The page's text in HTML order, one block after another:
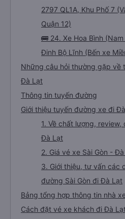
2797 QL1A, Khu Phố 7
Quận 12)
🚌 24. Xe Hoa Bình
Đinh Bộ Lĩnh (Bến xe
Những câu hỏi thường gặp về
Đà Lạt
Thông tin tuyến đường
Giới thiệu tuyến đường xe đi
1. Về chất lượng, review,
Đà Lạt
2. Giá vé xe Sài Gòn -
3. Giới thiệu, tư vấn các
đường Sài Gòn đi Đà Lạt
Bảng tổng hợp thông tin nhà
Cách đặt vé xe khách đi Đà